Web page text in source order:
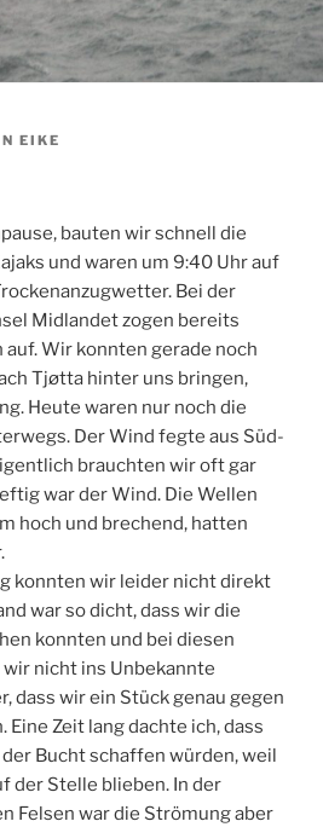
EIKE
bauten wir schnell die
und waren um 9:40 Uhr auf
Bei der
Midlandet zogen bereits
Wir konnten gerade noch
Tjøtta hinter uns bringen,
Heute waren nur noch die
Der Wind fegte aus Süd-
brauchten wir oft gar
war der Wind. Die Wellen
hoch und brechend, hatten
konnten wir leider nicht direkt
war so dicht, dass wir die
konnten und bei diesen
nicht ins Unbekannte
dass wir ein Stück genau gegen
Eine Zeit lang dachte ich, dass
Bucht schaffen würden, weil
der Stelle blieben. In der
Felsen war die Strömung aber